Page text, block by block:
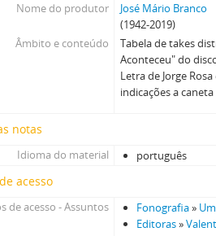
[Caixa] Caixa 52
Nome do produtor
José Mário Branco
(1942-2019)
Âmbito e conteúdo
Tabela de takes
Aconteceu" do
Letra de Jorge
indicações a
notas
Idioma do material português
acesso
de acesso - Assuntos Fonografia»
Editoras»